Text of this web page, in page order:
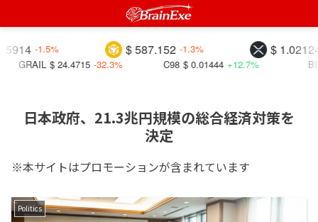
$ 1.02124 -
$ 587.152 -1.3%
-1.5%
$ 0.01444 +12.7%
$ 24.4715 -32.3%
日本政府、21.3兆円規模の総合経済対策を
決定
※本サイトはプロモーションが含まれています
Politics